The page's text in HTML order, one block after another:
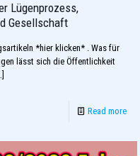
Lügenprozess,
Gesellschaft
*hier klicken* . Was für
lässt sich die Öffentlichkeit
Read more